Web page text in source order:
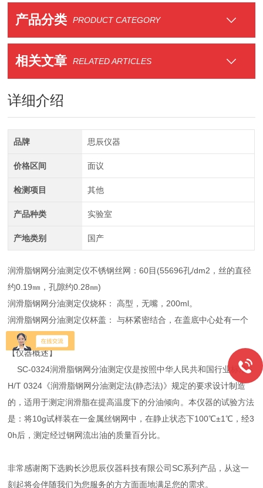
产品分类 PRODUCT CATEGORY
相关文章 RELATED ARTICLES
详细介绍
品牌 思辰仪器
价格区间 面议
检测项目 其他
产品种类 实验室
产地类别 国产
润滑脂钢网分油测定仪不锈钢丝网：60目(55696孔/dm2，丝的直径
约0.19㎜，孔隙约0.28㎜)
润滑脂钢网分油测定仪烧杯： 高型，无嘴，200ml。
润滑脂钢网分油测定仪杯盖： 与杯紧密结合，在盖底中心处有一个
挂钩。
【仪器概述】
SC-0324润滑脂钢网分油测定仪是按照中华人民共和国行业标准S
H/T 0324《润滑脂钢网分油测定法(静态法)》规定的要求设计制造
的，适用于测定润滑脂在提高温度下的分油倾向。本仪器的试验方法
是：将10g试样装在一金属丝钢网中，在静止状态下100℃±1℃，经3
0h后，测定经过钢网流出油的质量百分比。
非常感谢阁下选购长沙思辰仪器科技有限公司SC系列产品，从这一
刻起将会伴随我们为您服务的方方面面地满足您的需求。